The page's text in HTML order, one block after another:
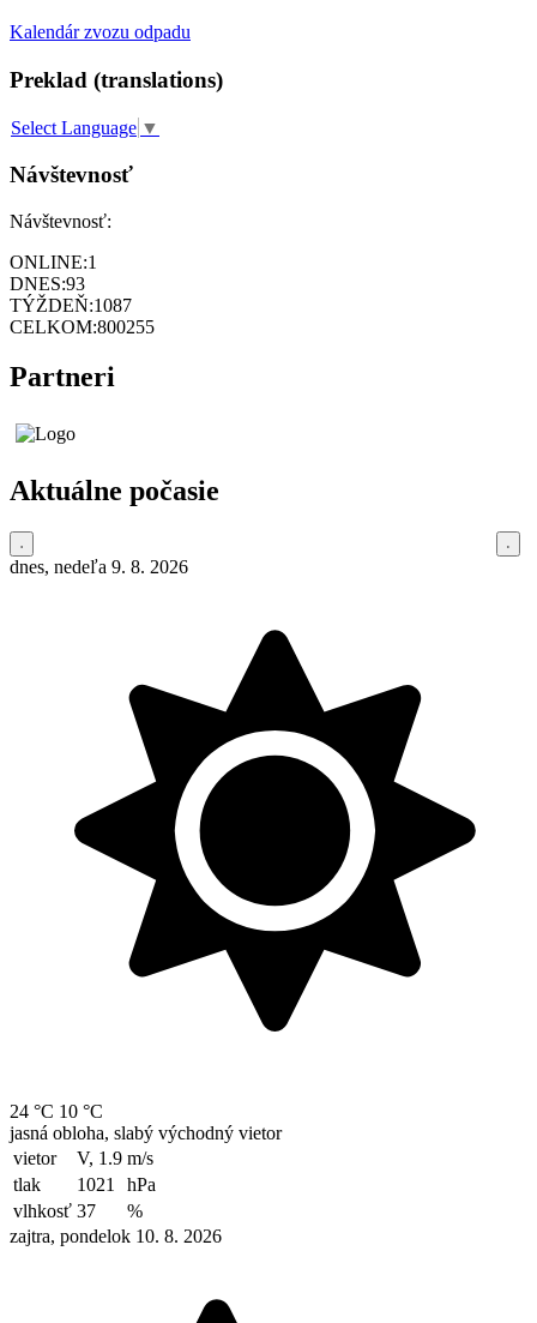
Kalendár zvozu odpadu
Preklad (translations)
Select Language ▼
Návštevnosť
Návštevnosť:
ONLINE:1
DNES:93
TÝŽDEŇ:1087
CELKOM:800255
Partneri
Aktuálne počasie
dnes, nedeľa 9. 8. 2026
24 °C 10 °C
jasná obloha, slabý východný vietor
vietor
V, 1.9 m/s
tlak
1021
hPa
vlhkosť 37
%
zajtra, pondelok 10. 8. 2026